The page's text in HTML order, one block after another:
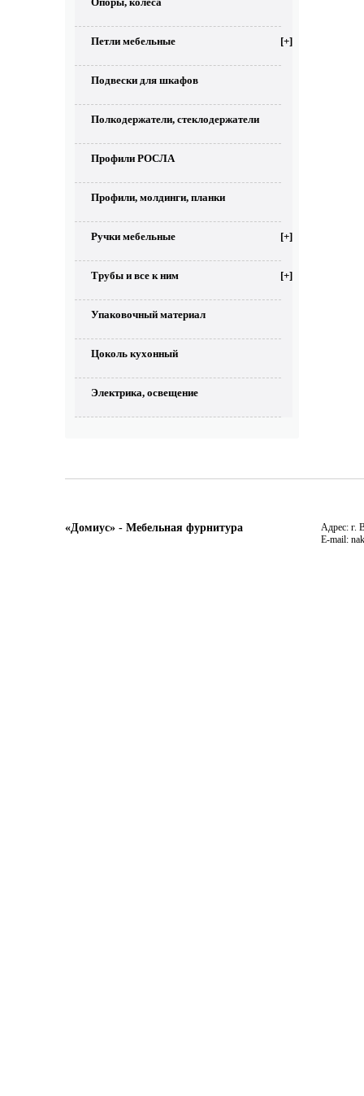
Петли мебельные [+]
Подвески для шкафов
Полкодержатели, стеклодержатели
Профили РОСЛА
Профили, молдинги, планки
Ручки мебельные [+]
Трубы и все к ним [+]
Упаковочный материал
Цоколь кухонный
Электрика, освещение
«Домиус» - Мебельная фурнитура
Адрес: г.
E-mail: